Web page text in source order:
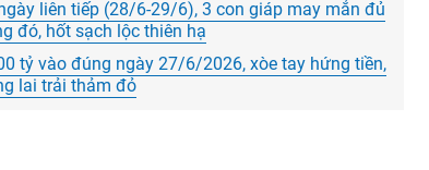
liên tiếp (28/6-29/6), 3 con giáp may mắn đủ
đó, hốt sạch lộc thiên hạ
tỷ vào đúng ngày 27/6/2026, xòe tay hứng tiền,
lai trải thảm đỏ